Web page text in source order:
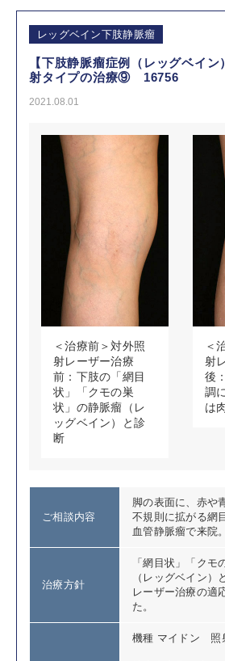
レッグベイン下肢静脈瘤
【下肢静脈瘤症例（レッグベイ
射タイプの治療⑨ 16756
2021.08.01
＜治療前＞対外照
射レーザー治療
前：下肢の「網目
状」「クモの巣
状」の静脈瘤（レ
ッグベイン）と診
断
＜
射
後
調
は
ご相談内容
脚の表面に、赤や
不規則に拡がる網
血管静脈瘤で来院。
治療方針
「網目状」「クモ
（レッグベイン）
レーザー治療の適
た。
機種 マイドン 照